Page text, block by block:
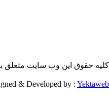
حقوق این وب سایت متعلق به
& Developed by :